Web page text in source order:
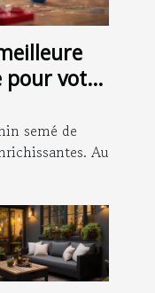
votre
semé de
Au